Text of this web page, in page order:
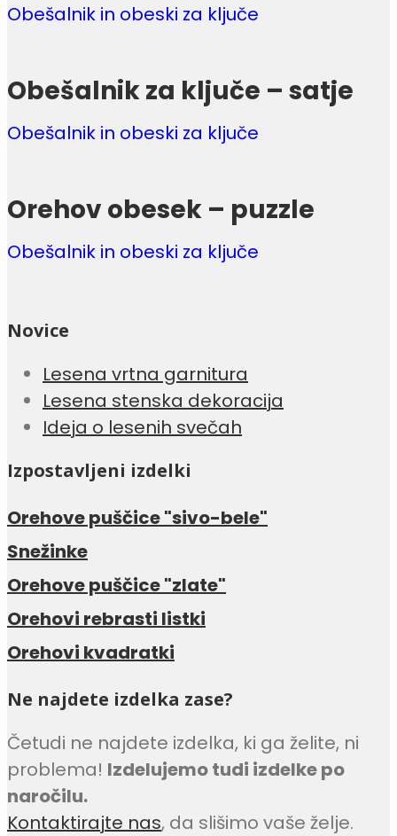
Obešalnik in obeski za ključe
Obešalnik za ključe – satje
Obešalnik in obeski za ključe
Orehov obesek – puzzle
Obešalnik in obeski za ključe
Novice
Lesena vrtna garnitura
Lesena stenska dekoracija
Ideja o lesenih svečah
Izpostavljeni izdelki
Orehove puščice "sivo-bele"
Snežinke
Orehove puščice "zlate"
Orehovi rebrasti listki
Orehovi kvadratki
Ne najdete izdelka zase?
Četudi ne najdete izdelka, ki ga želite, ni
problema! Izdelujemo tudi izdelke po
naročilu.
Kontaktirajte nas, da slišimo vaše želje.